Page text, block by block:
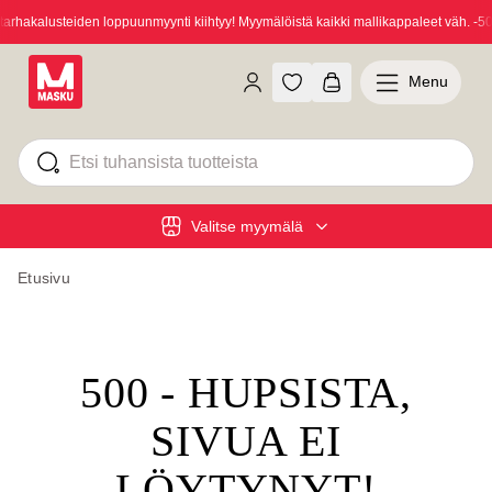
loppuunmyynti kiihtyy! Myymälöistä kaikki mallikappaleet väh. -
Valitse myymälä
Menu
Etusivu
500 - HUPSISTA,
SIVUA EI